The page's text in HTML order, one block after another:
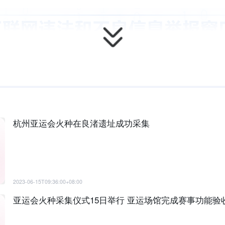
杭州亚运会火种在良渚遗址成功采集
2023-06-15T09:36:00+08:00
亚运会火种采集仪式15日举行 亚运场馆完成赛事功能验